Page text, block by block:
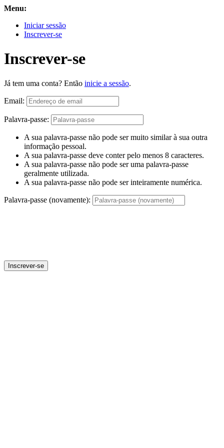
Menu:
Iniciar sessão
Inscrever-se
Inscrever-se
Já tem uma conta? Então inicie a sessão.
Email:
Palavra-passe:
A sua palavra-passe não pode ser muito similar à sua outra
informação pessoal.
A sua palavra-passe deve conter pelo menos 8 caracteres.
A sua palavra-passe não pode ser uma palavra-passe
geralmente utilizada.
A sua palavra-passe não pode ser inteiramente numérica.
Palavra-passe (novamente):
Inscrever-se